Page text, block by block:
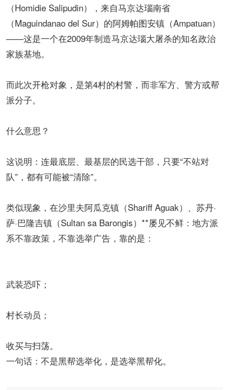
（Homidie Salipudin），来自马京达瑙南省
（Maguindanao del Sur）的阿姆帕图安镇（Ampatuan）
——这是一个在2009年制造马京达瑙大屠杀的知名政治
家族基地。
而此次开枪对象，是第4村的村警，而非军方、警方或帮
派分子。
什么意思？
这说明：连最底层、最基层的民选干部，只要“不站对
队”，都有可能被“清除”。
类似现象，在沙里夫阿瓜克镇（Shariff Aguak）、苏丹·
萨·巴隆吉镇（Sultan sa Barongis）**屡见不鲜：地方派
系不靠政策，不靠选举广告，靠的是：
武装恐吓；
村长动员；
收买与扫荡。
一句话：不是黑帮选举化，是选举黑帮化。